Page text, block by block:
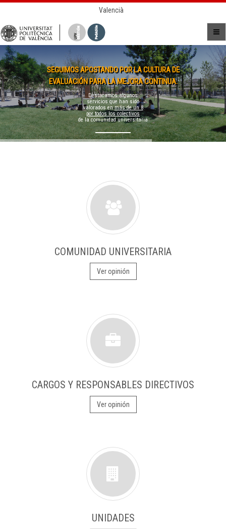
Valencià
SEGUIMOS APOSTANDO POR LA CULTURA DE
EVALUACIÓN PARA LA MEJORA CONTINUA.
Destacamos algunos
servicios que han sido
valorados enmás de un 8
por todos los colectivos
de la comunidad universitaria
COMUNIDAD UNIVERSITARIA
Ver opinión
CARGOS Y RESPONSABLES DIRECTIVOS
Ver opinión
UNIDADES